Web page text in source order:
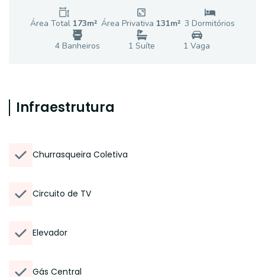
Área Total 173m² Área Privativa 131m² 3 Dormitórios
4 Banheiros 1 Suíte 1 Vaga
Infraestrutura
Churrasqueira Coletiva
Circuito de TV
Elevador
Gás Central